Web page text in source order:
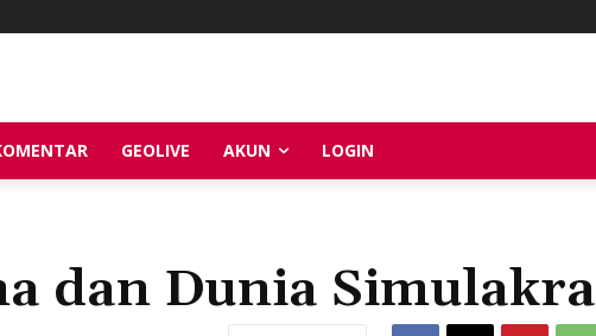
GEOLIVE AKUN LOGIN
dan Dunia Simulakra